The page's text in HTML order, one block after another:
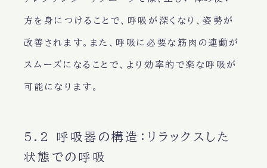
方 を身につけることで、呼吸が深くなり、姿勢が
改善されます。また、呼吸に必要な筋肉の連動が
スムーズになることで、より効率的で楽な呼吸が
可能になります。
5.2 呼吸器の構造：リラックスした
状態での呼吸